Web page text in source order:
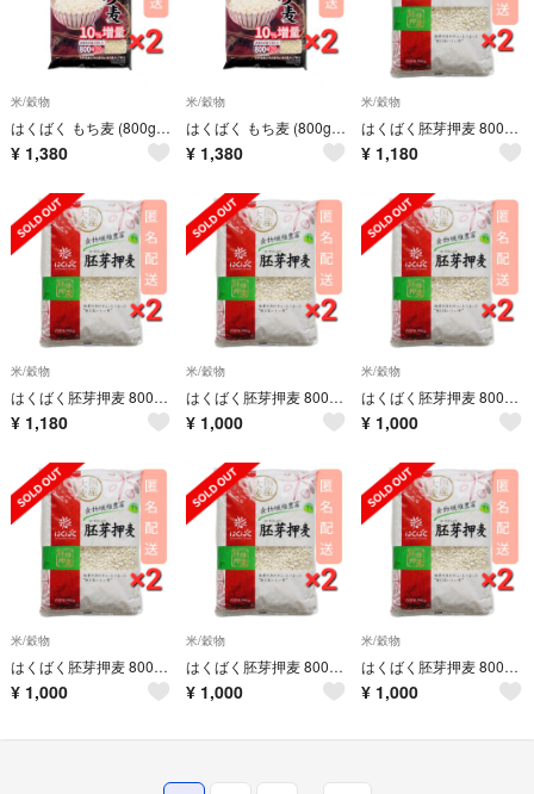
米/穀物
はくばく もち麦 (800g + 80g) x 2袋
¥ 1,380
米/穀物
はくばく もち麦 (800g + 80g) x 2袋
¥ 1,380
米/穀物
はくばく胚芽押麦 800g ×2袋
¥ 1,180
米/穀物
はくばく胚芽押麦 800g ×2袋
¥ 1,180
米/穀物
はくばく胚芽押麦 800g ×2袋
¥ 1,000
米/穀物
はくばく胚芽押麦 800g ×2袋
¥ 1,000
米/穀物
はくばく胚芽押麦 800g ×2袋
¥ 1,000
米/穀物
はくばく胚芽押麦 800g ×2袋
¥ 1,000
米/穀物
はくばく胚芽押麦 800g ×2袋
¥ 1,000